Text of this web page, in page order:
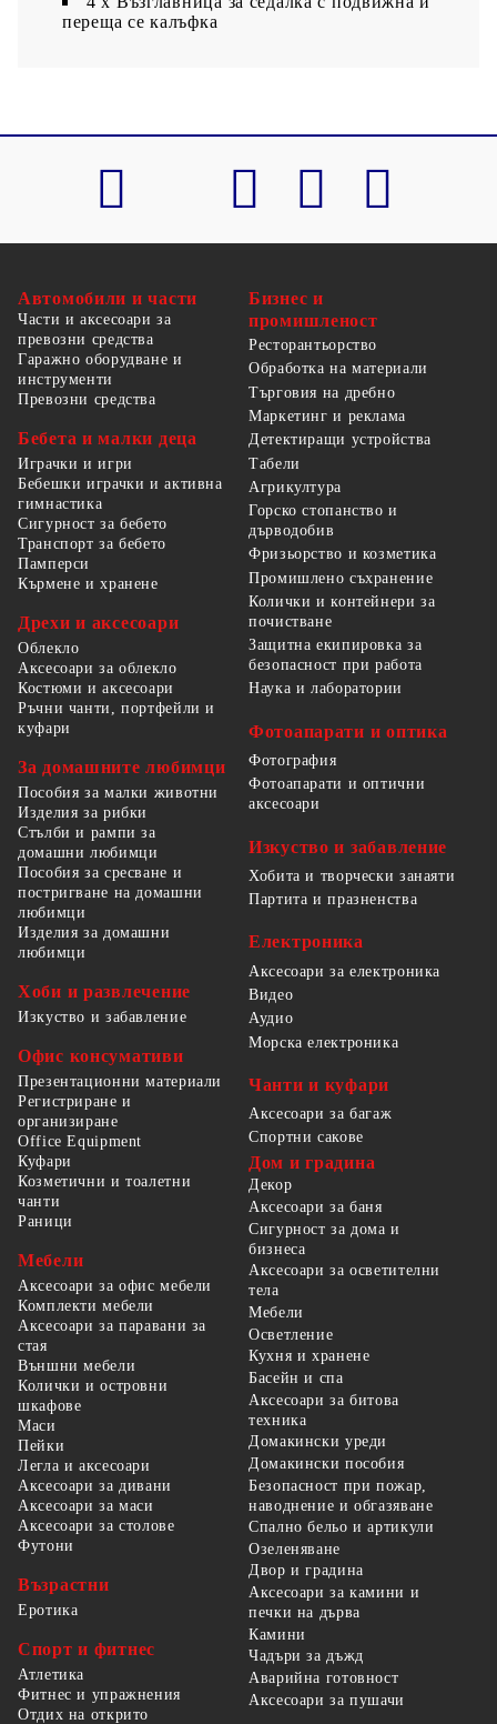
переща се калъфка
Автомобили и части
Части и аксесоари за
превозни средства
Гаражно оборудване и
инструменти
Превозни средства
Бебета и малки деца
Играчки и игри
Бебешки играчки и активна
гимнастика
Сигурност за бебето
Транспорт за бебето
Памперси
Кърмене и хранене
Дрехи и аксесоари
Облекло
Аксесоари за облекло
Костюми и аксесоари
Ръчни чанти, портфейли и
куфари
За домашните любимци
Пособия за малки животни
Изделия за рибки
Стълби и рампи за
домашни любимци
Пособия за сресване и
постригване на домашни
любимци
Изделия за домашни
любимци
Хоби и развлечение
Изкуство и забавление
Офис консумативи
Презентационни материали
Регистриране и
организиране
Office Equipment
Бизнес и
промишленост
Ресторантьорство
Обработка на материали
Търговия на дребно
Маркетинг и реклама
Детектиращи устройства
Табели
Агрикултура
Горско стопанство и
дърводобив
Фризьорство и козметика
Промишлено съхранение
Колички и контейнери за
почистване
Защитна екипировка за
безопасност при работа
Наука и лаборатории
Фотоапарати и оптика
Фотография
Фотоапарати и оптични
аксесоари
Изкуство и забавление
Хобита и творчески занаяти
Партита и празненства
Електроника
Аксесоари за електроника
Видео
Аудио
Морска електроника
Чанти и куфари
Аксесоари за багаж
Спортни сакове
Куфари
Козметични и тоалетни
чанти
Раници
Мебели
Аксесоари за офис мебели
Комплекти мебели
Аксесоари за паравани за
стая
Външни мебели
Колички и островни
шкафове
Маси
Пейки
Легла и аксесоари
Аксесоари за дивани
Аксесоари за маси
Аксесоари за столове
Футони
Възрастни
Еротика
Спорт и фитнес
Атлетика
Фитнес и упражнения
Отдих на открито
Дом и градина
Декор
Аксесоари за баня
Сигурност за дома и
бизнеса
Аксесоари за осветителни
тела
Мебели
Осветление
Кухня и хранене
Басейн и спа
Аксесоари за битова
техника
Домакински уреди
Домакински пособия
Безопасност при пожар,
наводнение и обгазяване
Спално бельо и артикули
Озеленяване
Двор и градина
Аксесоари за камини и
печки на дърва
Камини
Чадъри за дъжд
Аварийна готовност
Аксесоари за пушачи